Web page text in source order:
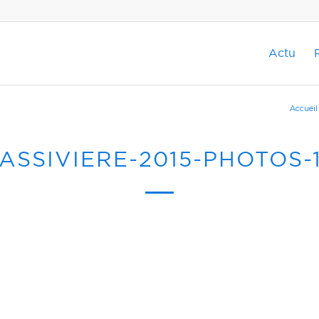
Actu
Accueil
2015-PHOTOS-